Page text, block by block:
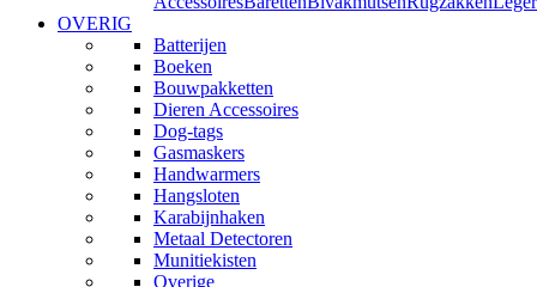
OVERIG
Batterijen
Boeken
Bouwpakketten
Dieren Accessoires
Dog-tags
Gasmaskers
Handwarmers
Hangsloten
Karabijnhaken
Metaal Detectoren
Munitiekisten
Overige